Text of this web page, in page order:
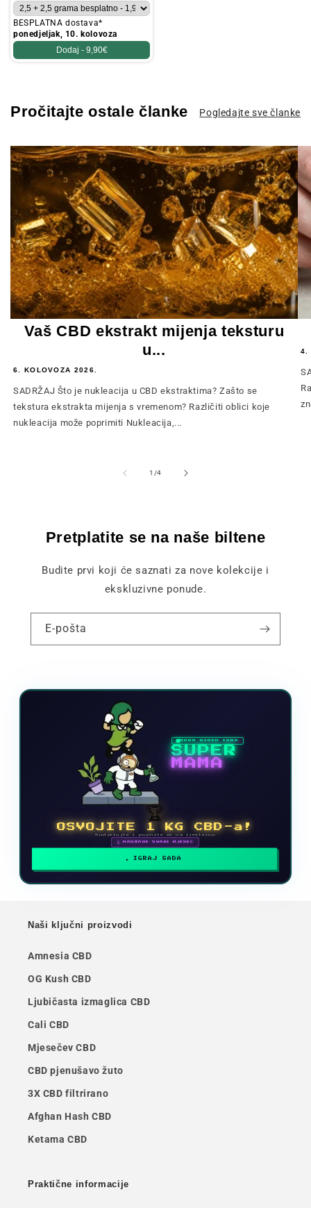
BESPLATNA dostava*
ponedjeljak, 10. kolovoza
Dodaj - 9,90€
Pročitajte ostale članke Pogledajte sve članke
Vaš CBD ekstrakt mijenja teksturu
u...
6. KOLOVOZA 2026.
SADRŽAJ Što je nukleacija u CBD ekstraktima? Zašto se
tekstura ekstrakta mijenja s vremenom? Različiti oblici koje
nukleacija može poprimiti Nukleacija,...
4.
1 /od
4
Pretplatite se na naše biltene
Budite prvi koji će saznati za nove kolekcije i
ekskluzivne ponude.
E-pošta
NOVA VIDEO IGRA
SUPER
MAMA
🏆
OSVOJITE 1 KG CBD-a!
Sudjelujte i popnite se na ljestvicu
🗓 NAGRADE SVAKI MJESEC
IGRAJ SADA
Naši ključni proizvodi
Amnesia CBD
OG Kush CBD
Ljubičasta izmaglica CBD
Cali CBD
Mjesečev CBD
CBD pjenušavo žuto
3X CBD filtrirano
Afghan Hash CBD
Ketama CBD
Praktične informacije